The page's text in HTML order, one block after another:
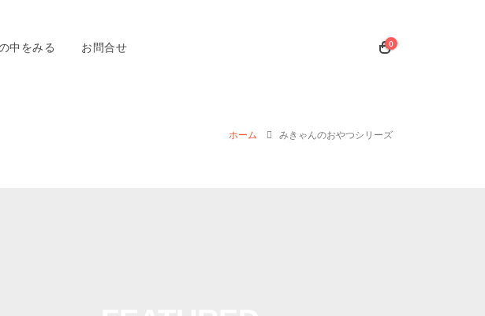
中をみる お問合せ 0
ホーム みきゃんのおやつシリーズ